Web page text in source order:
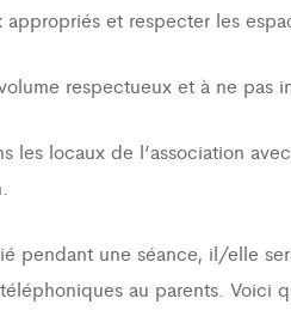
et respecter les
respectueux et à ne pas
les locaux de l’association
pendant une séance, il/elle
au parents. Voici